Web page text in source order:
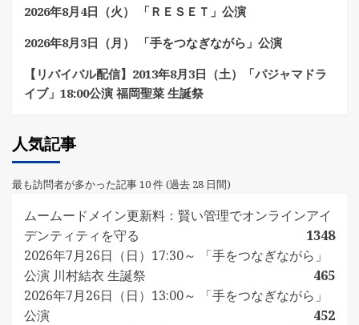
2026年8月4日（火） 「ＲＥＳＥＴ」公演
2026年8月3日（月） 「手をつなぎながら」公演
【リバイバル配信】2013年8月3日（土）「パジャマドラ
イブ」18:00公演 福岡聖菜 生誕祭
人気記事
最も訪問者が多かった記事 10 件 (過去 28 日間)
ムームードメイン更新料：賢い管理でオンラインアイ
デンティティを守る
1348
2026年7月26日（日）17:30～ 「手をつなぎながら」
公演 川村結衣 生誕祭
465
2026年7月26日（日）13:00～ 「手をつなぎながら」
公演
452